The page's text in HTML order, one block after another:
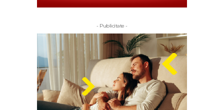
- Publicitate -